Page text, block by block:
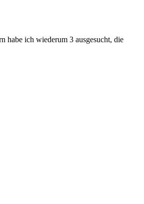
habe ich wiederum 3 ausgesucht, die